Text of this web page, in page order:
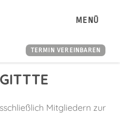
MENÜ
TERMIN VEREINBAREN
Mitgliedern zur